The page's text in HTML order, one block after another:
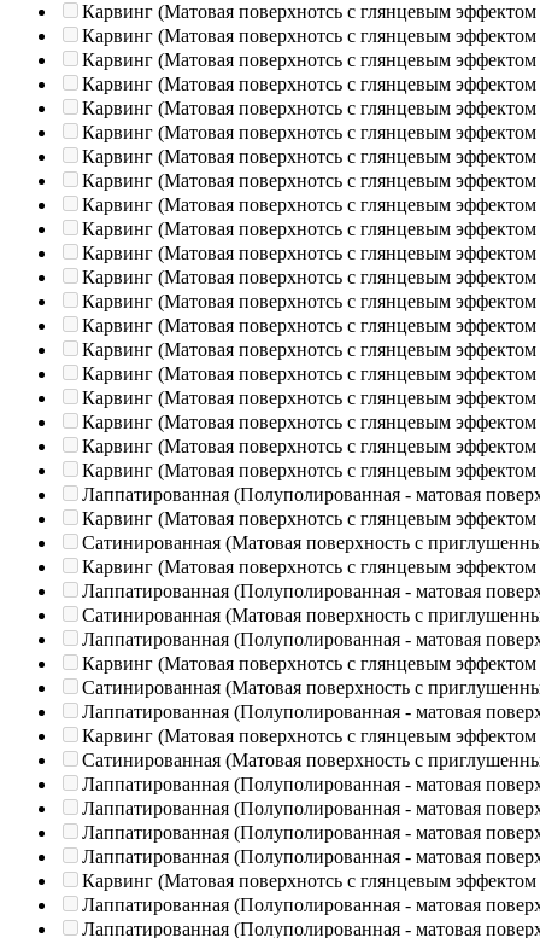
Карвинг (Матовая поверхнотсь с глянцевым эффектом
Карвинг (Матовая поверхнотсь с глянцевым эффектом
Карвинг (Матовая поверхнотсь с глянцевым эффектом
Карвинг (Матовая поверхнотсь с глянцевым эффектом
Карвинг (Матовая поверхнотсь с глянцевым эффектом
Карвинг (Матовая поверхнотсь с глянцевым эффектом
Карвинг (Матовая поверхнотсь с глянцевым эффектом
Карвинг (Матовая поверхнотсь с глянцевым эффектом
Карвинг (Матовая поверхнотсь с глянцевым эффектом
Карвинг (Матовая поверхнотсь с глянцевым эффектом
Карвинг (Матовая поверхнотсь с глянцевым эффектом
Карвинг (Матовая поверхнотсь с глянцевым эффектом
Карвинг (Матовая поверхнотсь с глянцевым эффектом
Карвинг (Матовая поверхнотсь с глянцевым эффектом
Карвинг (Матовая поверхнотсь с глянцевым эффектом
Карвинг (Матовая поверхнотсь с глянцевым эффектом
Карвинг (Матовая поверхнотсь с глянцевым эффектом
Карвинг (Матовая поверхнотсь с глянцевым эффектом
Карвинг (Матовая поверхнотсь с глянцевым эффектом
Карвинг (Матовая поверхнотсь с глянцевым эффектом
Лаппатированная (Полуполированная - матовая
Карвинг (Матовая поверхнотсь с глянцевым эффектом
Сатинированная (Матовая поверхность с
Карвинг (Матовая поверхнотсь с глянцевым эффектом
Лаппатированная (Полуполированная - матовая
Сатинированная (Матовая поверхность с
Лаппатированная (Полуполированная - матовая
Карвинг (Матовая поверхнотсь с глянцевым эффектом
Сатинированная (Матовая поверхность с
Лаппатированная (Полуполированная - матовая
Карвинг (Матовая поверхнотсь с глянцевым эффектом
Сатинированная (Матовая поверхность с
Лаппатированная (Полуполированная - матовая
Лаппатированная (Полуполированная - матовая
Лаппатированная (Полуполированная - матовая
Лаппатированная (Полуполированная - матовая
Карвинг (Матовая поверхнотсь с глянцевым эффектом
Лаппатированная (Полуполированная - матовая
Лаппатированная (Полуполированная - матовая